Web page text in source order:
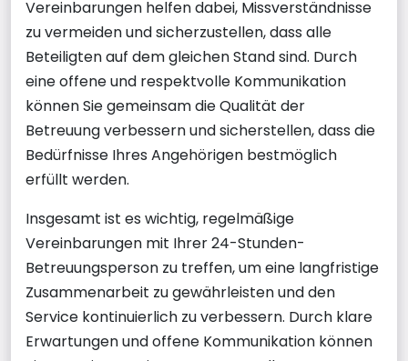
Vereinbarungen helfen dabei, Missverständnisse
zu vermeiden und sicherzustellen, dass alle
Beteiligten auf dem gleichen Stand sind. Durch
eine offene und respektvolle Kommunikation
können Sie gemeinsam die Qualität der
Betreuung verbessern und sicherstellen, dass die
Bedürfnisse Ihres Angehörigen bestmöglich
erfüllt werden.
Insgesamt ist es wichtig, regelmäßige
Vereinbarungen mit Ihrer 24-Stunden-
Betreuungsperson zu treffen, um eine langfristige
Zusammenarbeit zu gewährleisten und den
Service kontinuierlich zu verbessern. Durch klare
Erwartungen und offene Kommunikation können